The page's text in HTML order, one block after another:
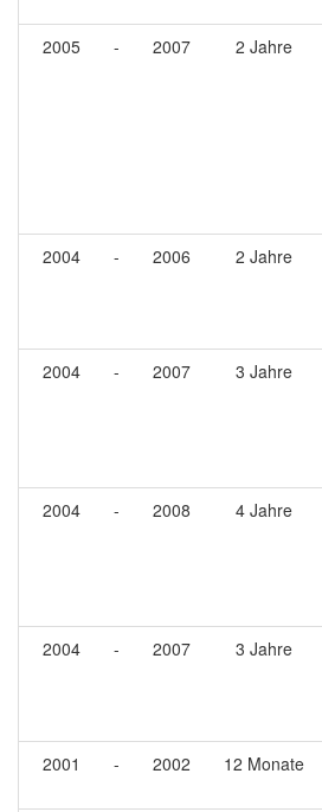
2005
- 2007 2 Jahre
2004
- 2006 2 Jahre
2004
- 2007 3 Jahre
2004
- 2008 4 Jahre
2004
- 2007 3 Jahre
2001
- 2002 12 Monate